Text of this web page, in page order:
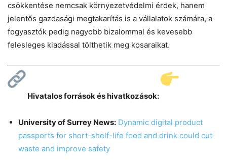
csökkentése nemcsak környezetvédelmi érdek, hanem
jelentős gazdasági megtakarítás is a vállalatok számára, a
fogyasztók pedig nagyobb bizalommal és kevesebb
felesleges kiadással tölthetik meg kosaraikat.
Hivatalos források és hivatkozások:
University of Surrey News: Dynamic digital product
passports for short-shelf-life food and drink could cut
waste and improve safety